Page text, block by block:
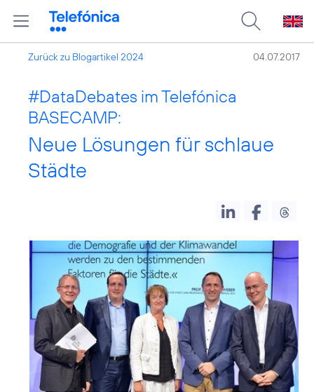
Zurück zu Blogartikel 2024 04.07.2017
#DataDebates im Telefónica
BASECAMP:
Neue Lösungen für schlaue
Städte